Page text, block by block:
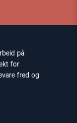
på
for
fred og